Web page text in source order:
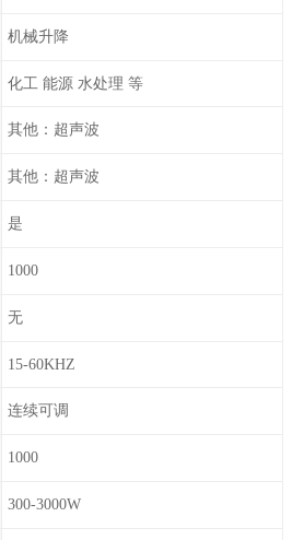
机械升降
化工 能源 水处理 等
其他：超声波
其他：超声波
是
1000
无
15-60KHZ
连续可调
1000
300-3000W